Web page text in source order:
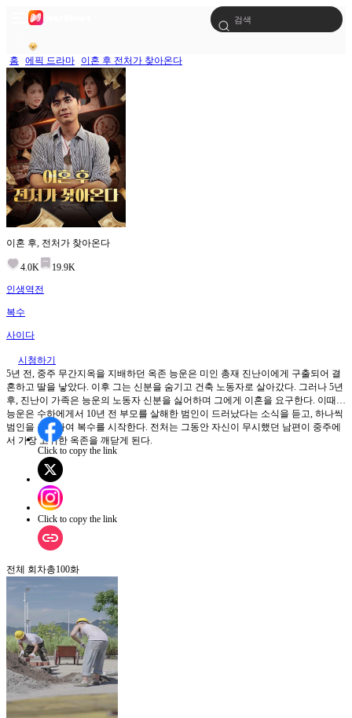
홈 에픽 드라마 이혼 후 전처가 찾아온다
이혼 후, 전처가 찾아온다
4.0K
19.9K
인생역전
복수
사이다
시청하기
5년 전, 중주 무간지옥을 지배하던 옥존 능운은 미인 총재 진난이에게 구출되어 결
혼하고 딸을 낳았다. 이후 그는 신분을 숨기고 건축 노동자로 살아갔다. 그러나 5년
후, 진난이 가족은 능운의 노동자 신분을 싫어하며 그에게 이혼을 요구한다. 이때
능운은 수하에게서 10년 전 부모를 살해한 범인이 드러났다는 소식을 듣고, 하나씩
범인을 추적하여 복수를 시작한다. 전처는 그동안 자신이 무시했던 남편이 중주에
서 가장 고귀한 옥존을 깨닫게 된다.
Click to copy the link
Click to copy the link
전체 회차총100화